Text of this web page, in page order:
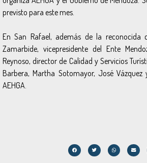
previsto para este mes.
En San Rafael, además de la reconocida
Zamarbide, vicepresidente del Ente
Reynoso, director de Calidad y Servicios
Barbera, Martha Sotomayor, José Vázquez
AEHGA.